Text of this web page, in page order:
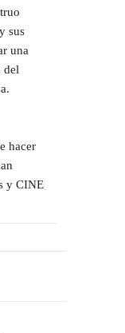
sus
una
del
hacer
y CINE